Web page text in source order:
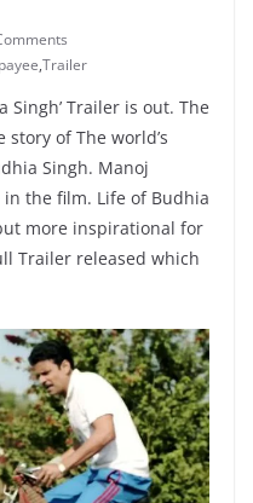
,Trailer
Singh’ Trailer is out. The
of The world’s
Singh. Manoj
the film. Life of Budhia
more inspirational for
Trailer released which